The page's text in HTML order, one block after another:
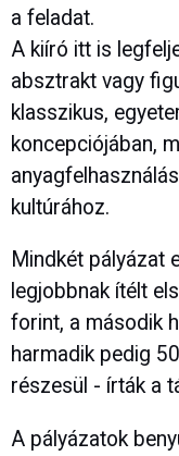
a feladat.
A kiíró itt is
absztrakt vagy
klasszikus,
koncepciójában,
kultúrához.
Mindkét pályázat
legjobbnak ítélt
forint, a második
harmadik pedig
részesül - írták a
A pályázatok